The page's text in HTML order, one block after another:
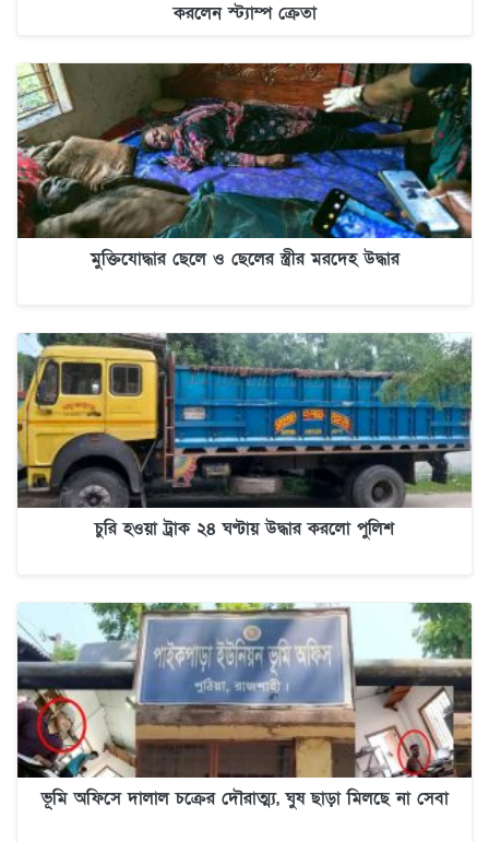
করলেন স্ট্যাম্প ক্রেতা
মুক্তিযোদ্ধার ছেলে ও ছেলের স্ত্রীর মরদেহ উদ্ধার
চুরি হওয়া ট্রাক ২৪ ঘণ্টায় উদ্ধার করলো পুলিশ
ভূমি অফিসে দালাল চক্রের দৌরাত্ম্য, ঘুষ ছাড়া মিলছে না সেবা